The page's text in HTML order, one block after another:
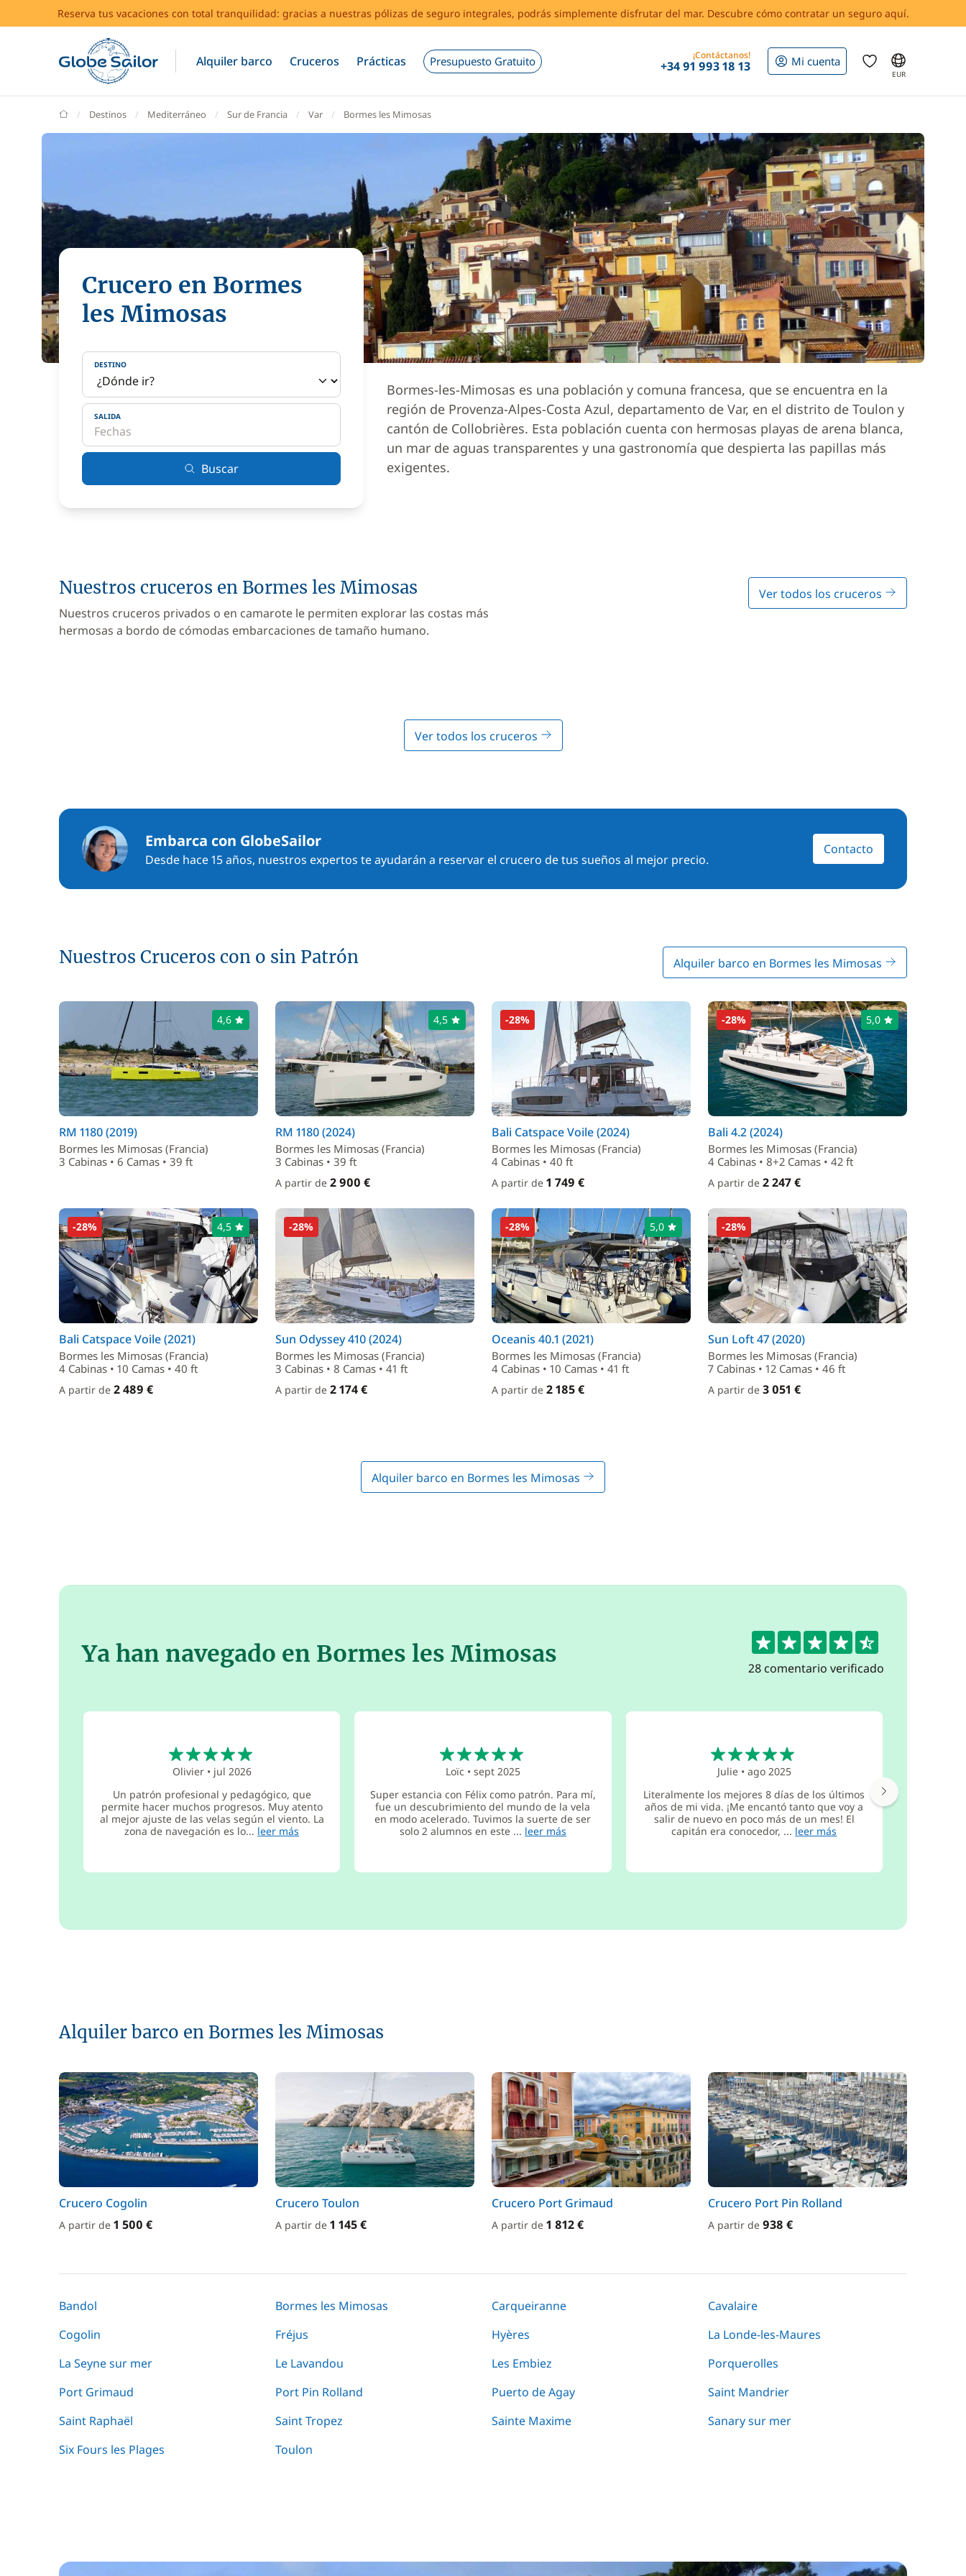
Reserva tus vacaciones con total tranquilidad: gracias a nuestras pólizas de seguro integrales, podrás simplemente disfrutar del mar. Descubre cómo contratar un seguro aquí.
Alquiler barco Cruceros Prácticas Presupuesto Gratuito ¡Contáctanos!
+34 91 993 18 13 Mi cuenta
EUR
GlobeSailor
Destinos Mediterráneo Sur de Francia Var Bormes les Mimosas
Crucero en Bormes
les Mimosas
DESTINO
SALIDA
Buscar
Bormes-les-Mimosas es una población y comuna francesa, que se encuentra en la
región de Provenza-Alpes-Costa Azul, departamento de Var, en el distrito de Toulon y
cantón de Collobrières. Esta población cuenta con hermosas playas de arena blanca,
un mar de aguas transparentes y una gastronomía que despierta las papillas más
exigentes.
Nuestros cruceros en Bormes les Mimosas
Nuestros cruceros privados o en camarote le permiten explorar las costas más
hermosas a bordo de cómodas embarcaciones de tamaño humano.
Ver todos los cruceros
Ver todos los cruceros
Embarca con GlobeSailor
Desde hace 15 años, nuestros expertos te ayudarán a reservar el crucero de tus sueños al mejor precio.
Contacto
Nuestros Cruceros con o sin Patrón Alquiler barco en Bormes les Mimosas
4,6
RM 1180 (2019)
Bormes les Mimosas (Francia)
3 Cabinas • 6 Camas • 39 ft
4,5
RM 1180 (2024)
Bormes les Mimosas (Francia)
3 Cabinas • 39 ft
A partir de 2 900 €
-28%
Bali Catspace Voile (2024)
Bormes les Mimosas (Francia)
4 Cabinas • 40 ft
A partir de 1 749 €
-28% 5,0
Bali 4.2 (2024)
Bormes les Mimosas (Francia)
4 Cabinas • 8+2 Camas • 42 ft
A partir de 2 247 €
-28% 4,5
Bali Catspace Voile (2021)
Bormes les Mimosas (Francia)
4 Cabinas • 10 Camas • 40 ft
A partir de 2 489 €
-28%
Sun Odyssey 410 (2024)
Bormes les Mimosas (Francia)
3 Cabinas • 8 Camas • 41 ft
A partir de 2 174 €
-28% 5,0
Oceanis 40.1 (2021)
Bormes les Mimosas (Francia)
4 Cabinas • 10 Camas • 41 ft
A partir de 2 185 €
-28%
Sun Loft 47 (2020)
Bormes les Mimosas (Francia)
7 Cabinas • 12 Camas • 46 ft
A partir de 3 051 €
Alquiler barco en Bormes les Mimosas
4.6
28 comentario verificado
Ya han navegado en Bormes les Mimosas
Olivier• jul 2026
Un patrón profesional y pedagógico, que
permite hacer muchos progresos. Muy atento
al mejor ajuste de las velas según el viento. La
zona de navegación es lo... leer más
Loïc • sept 2025
Super estancia con Félix como patrón. Para mí,
fue un descubrimiento del mundo de la vela
en modo acelerado. Tuvimos la suerte de ser
solo 2 alumnos en este ... leer más
Julie• ago 2025
Literalmente los mejores 8 días de los últimos
años de mi vida. ¡Me encantó tanto que voy a
salir de nuevo en poco más de un mes! El
capitán era conocedor, ... leer más
Alquiler barco en Bormes les Mimosas
Crucero Cogolin
A partir de 1 500 €
Crucero Toulon
A partir de 1 145 €
Crucero Port Grimaud
A partir de 1 812 €
Crucero Port Pin Rolland
A partir de 938 €
Bandol Bormes les Mimosas Carqueiranne
Cavalaire
Cogolin
Fréjus Hyères
La Londe-les-Maures
La Seyne sur mer
Le Lavandou Les Embiez
Porquerolles
Port Grimaud
Port Pin Rolland Puerto de Agay
Saint Mandrier
Saint Raphaël
Saint Tropez Sainte Maxime
Sanary sur mer
Six Fours les Plages
Toulon